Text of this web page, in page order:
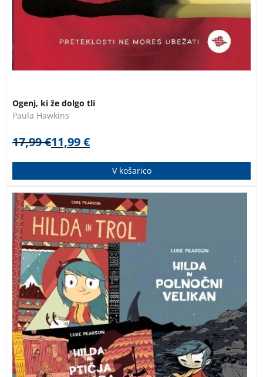
Ogenj, ki že dolgo tli
Paula Hawkins
17,99€11,99€
V košarico
Dogodivščine pustolovske deklice Hilde, ki živi visoko
na severu, v svetu, ki je poln nenavadnih bitij … Knjige
so prejele priznanje Zlata hruška, ki ga za kakovostno
mladinsko književnost podeljuje Mestna knjižnica
Ljubljana.HILDA LUKE PEARSON BOŠTJAN GORENC
STRIPI